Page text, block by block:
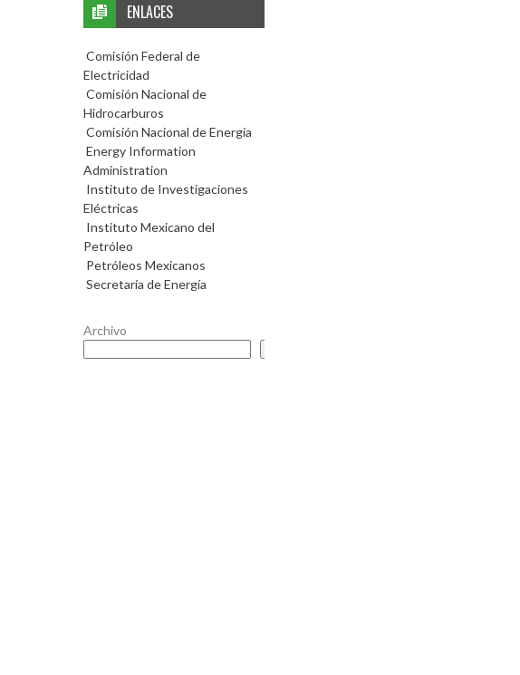
ENLACES
Comisión Federal de
Electricidad
Comisión Nacional de
Hidrocarburos
Comisión Nacional de Energía
Energy Information
Administration
Instituto de Investigaciones
Eléctricas
Instituto Mexicano del
Petróleo
Petróleos Mexicanos
Secretaría de Energía
Archivo